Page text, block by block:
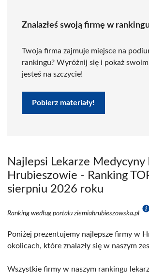
Znalazłeś swoją firmę w
Twoja firma zajmuje miejsce na
rankingu? Wyróżnij się i pokaż
jesteś na szczycie!
Pobierz materiały!
Najlepsi Lekarze Medycyny
Hrubieszowie - Ranking
sierpniu 2026 roku
Ranking według portalu ziemiahrubieszowska.pl
Poniżej prezentujemy najlepsze firmy w
okolicach, które znalazły się w naszym
Wszystkie firmy w naszym rankingu